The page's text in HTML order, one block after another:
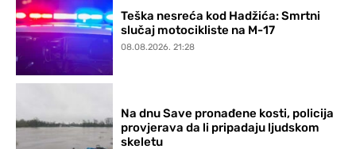
Teška nesreća kod Hadžića: Smrtni
slučaj motocikliste na M-17
08.08.2026. 21:28
Na dnu Save pronađene kosti, policija
provjerava da li pripadaju ljudskom
skeletu